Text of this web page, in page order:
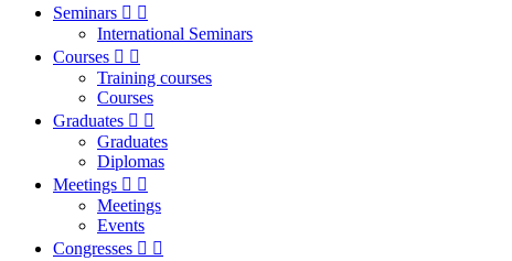
Seminars  
International Seminars
Courses  
Training courses
Courses
Graduates  
Graduates
Diplomas
Meetings  
Meetings
Events
Congresses  